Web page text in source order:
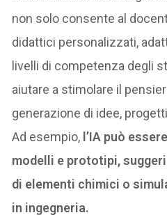
non solo consente al
didattici personalizzati,
livelli di competenza degli
aiutare a stimolare il
generazione di idee,
Ad esempio, l’IA può
modelli e prototipi,
di elementi chimici o
in ingegneria.